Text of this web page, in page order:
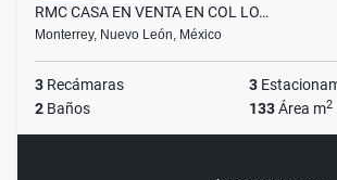
RMC CASA EN VENTA EN COL LO…
Monterrey, Nuevo León, México
3 Recámaras 3
2 Baños 133Área m2